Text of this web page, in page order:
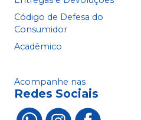
Código de Defesa do
Consumidor
Acadêmico
Acompanhe nas
Redes Sociais